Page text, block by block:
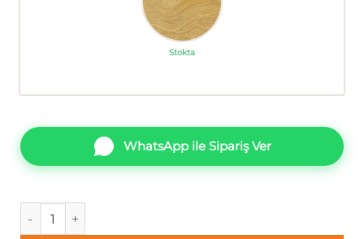
Stokta
WhatsApp ile Sipariş Ver
Architexture A9-4 Z57747 Boyama Duvar Kağıdı 5m² adet